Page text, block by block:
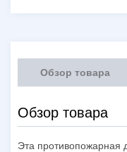
Обзор товара
Обзор товара
Эта противопожарная